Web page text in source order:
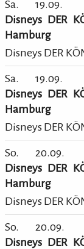
Sa. 19.09.
Disneys DER
Hamburg
Disneys DER
Sa. 19.09.
Disneys DER
Hamburg
Disneys DER
So. 20.09.
Disneys DER
Hamburg
Disneys DER
So. 20.09.
Disneys DER